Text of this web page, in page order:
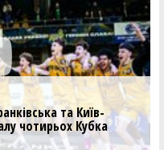
та Київ-
чотирьох Кубка